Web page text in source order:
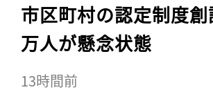
市区町村の認定制度
万人が懸念状態
13時間前